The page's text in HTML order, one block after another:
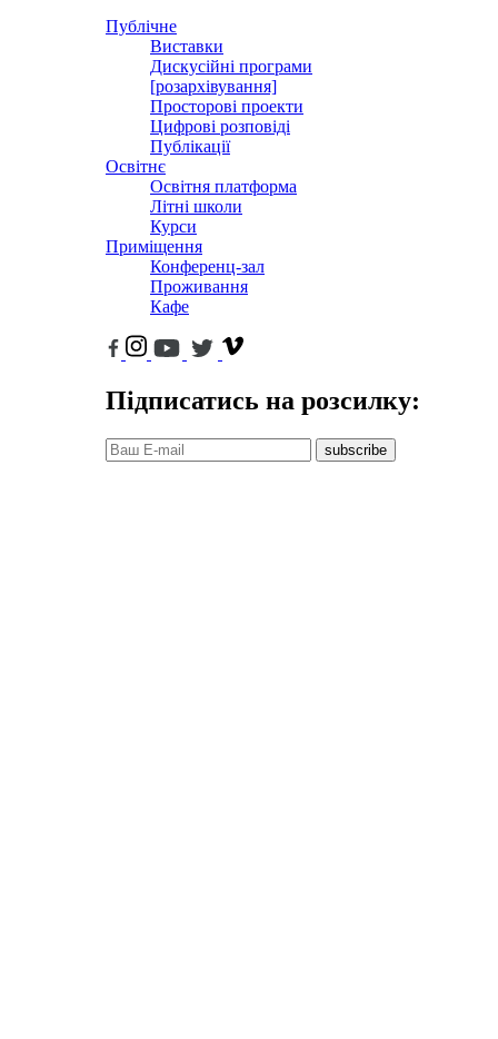
Публічне
Виставки
Дискусійні програми
[розархівування]
Просторові проекти
Цифрові розповіді
Публікації
Освітнє
Освітня платформа
Літні школи
Курси
Приміщення
Конференц-зал
Проживання
Кафе
Підписатись на розсилку:
subscribe